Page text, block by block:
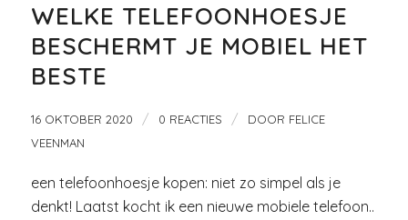
WELKE TELEFOONHOESJE
BESCHERMT JE MOBIEL HET
BESTE
16 OKTOBER 2020 / 0 REACTIES / DOOR FELICE
VEENMAN
een telefoonhoesje kopen: niet zo simpel als je
denkt! Laatst kocht ik een nieuwe mobiele telefoon..